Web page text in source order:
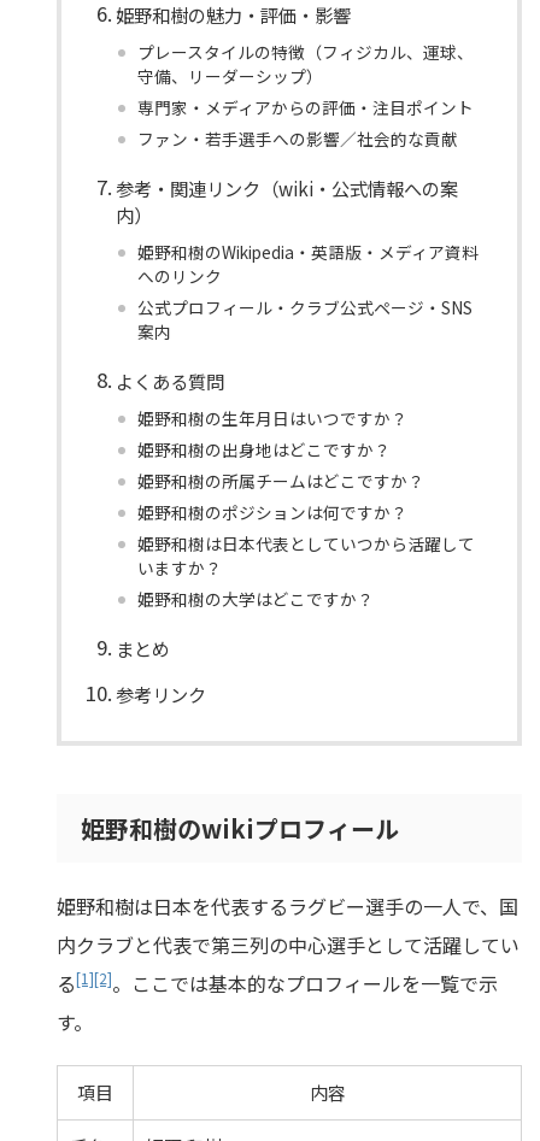
姫野和樹の魅力・評価・影響
プレースタイルの特徴（フィジカル、運球、
守備、リーダーシップ）
専門家・メディアからの評価・注目ポイント
ファン・若手選手への影響／社会的な貢献
参考・関連リンク（wiki・公式情報への案
内）
姫野和樹のWikipedia・英語版・メディア資料
へのリンク
公式プロフィール・クラブ公式ページ・SNS
案内
よくある質問
姫野和樹の生年月日はいつですか？
姫野和樹の出身地はどこですか？
姫野和樹の所属チームはどこですか？
姫野和樹のポジションは何ですか？
姫野和樹は日本代表としていつから活躍して
いますか？
姫野和樹の大学はどこですか？
まとめ
参考リンク
姫野和樹のwikiプロフィール
姫野和樹は日本を代表するラグビー選手の一人で、国
内クラブと代表で第三列の中心選手として活躍してい
る[1][2]。ここでは基本的なプロフィールを一覧で示
す。
項目 内容